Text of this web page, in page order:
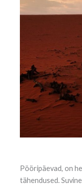
Pööripäevad, on
tähendused.